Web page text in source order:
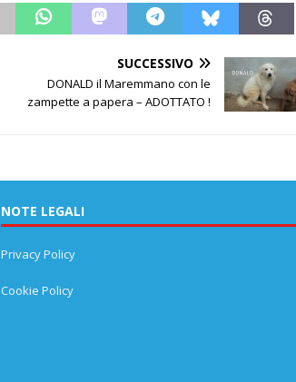
SUCCESSIVO
DONALD il Maremmano con le
zampette a papera – ADOTTATO !
NOTE LEGALI
Privacy Policy
Cookie Policy